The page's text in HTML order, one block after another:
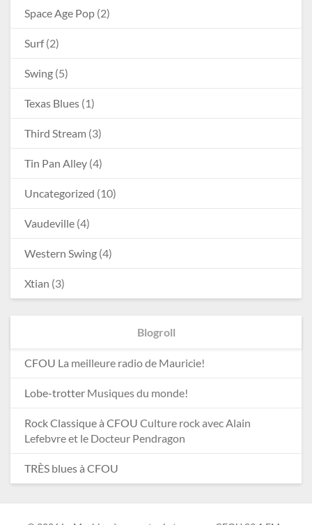
Space Age Pop (2)
Surf(2)
Swing (5)
Texas Blues (1)
Third Stream (3)
Tin Pan Alley (4)
Uncategorized (10)
Vaudeville (4)
Western Swing (4)
Xtian (3)
Blogroll
CFOU La meilleure radio de Mauricie!
Lobe-trotter Musiques du monde!
Rock Classique à CFOU Culture rock avec Alain
Lefebvre et le Docteur Pendragon
TRÈS blues à CFOU